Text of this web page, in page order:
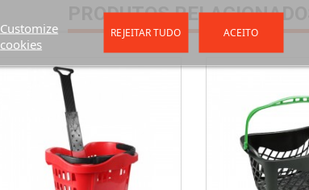
PRODUTOS RELACIONADOS
Customize
cookies
REJEITAR TUDO ACEITO